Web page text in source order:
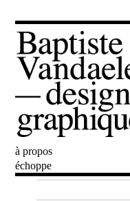
Baptiste Vandaele
à propos
échoppe